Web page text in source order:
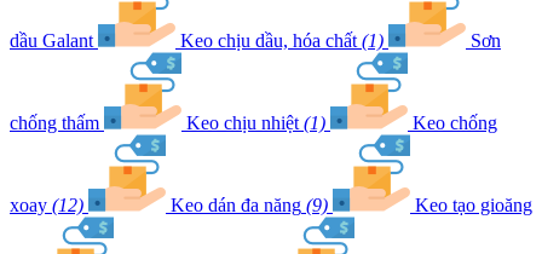
dầu Galant Keo chịu dầu, hóa chất (1) Sơn
chống thấm Keo chịu nhiệt (1) Keo chống
xoay (12) Keo dán đa năng (9) Keo tạo gioăng